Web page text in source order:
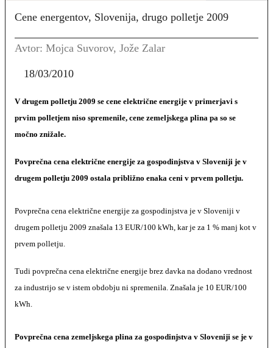
Cene energentov, Slovenija, drugo polletje 2009
Avtor: Mojca Suvorov, Jože Zalar
18/03/2010
V drugem polletju 2009 se cene električne energije v primerjavi s
prvim polletjem niso spremenile, cene zemeljskega plina pa so se
močno znižale.
Povprečna cena električne energije za gospodinjstva v Sloveniji je v
drugem polletju 2009 ostala približno enaka ceni v prvem polletju.
Povprečna cena električne energije za gospodinjstva je v Sloveniji v
drugem polletju 2009 znašala 13 EUR/100 kWh, kar je za 1 % manj kot v
prvem polletju.
Tudi povprečna cena električne energije brez davka na dodano vrednost
za industrijo se v istem obdobju ni spremenila. Znašala je 10 EUR/100
kWh.
Povprečna cena zemeljskega plina za gospodinjstva v Sloveniji se je v